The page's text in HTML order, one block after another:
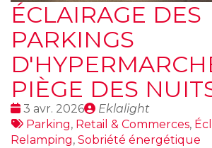
ÉCLAIRAGE DES
PARKINGS
PIÈGE DES
Date
:
3 avr. 2026
Publié
par
Eklalight
Tags
:
Parking, Retail & Commerces,
Relamping, Sobriété énergétique